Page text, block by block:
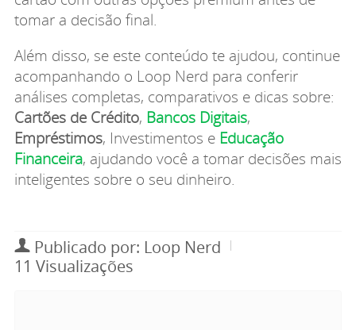
tomar a decisão final.
Além disso, se este conteúdo te ajudou, continue
acompanhando o Loop Nerd para conferir
análises completas, comparativos e dicas sobre:
Cartões de Crédito, Bancos Digitais,
Empréstimos, Investimentos e Educação
Financeira, ajudando você a tomar decisões mais
inteligentes sobre o seu dinheiro.
Publicado por: Loop Nerd
11 Visualizações